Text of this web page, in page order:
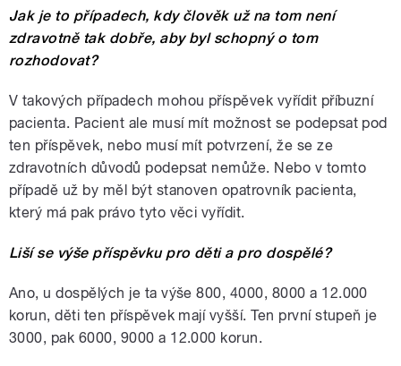
Jak je to případech, kdy člověk už na tom není
zdravotně tak dobře, aby byl schopný o tom
rozhodovat?
V takových případech mohou příspěvek vyřídit příbuzní
pacienta. Pacient ale musí mít možnost se podepsat pod
ten příspěvek, nebo musí mít potvrzení, že se ze
zdravotních důvodů podepsat nemůže. Nebo v tomto
případě už by měl být stanoven opatrovník pacienta,
který má pak právo tyto věci vyřídit.
Liší se výše příspěvku pro děti a pro dospělé?
Ano, u dospělých je ta výše 800, 4000, 8000 a 12.000
korun, děti ten příspěvek mají vyšší. Ten první stupeň je
3000, pak 6000, 9000 a 12.000 korun.